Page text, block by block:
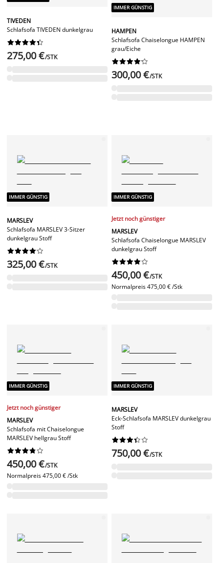
TIVEDEN
Schlafsofa TIVEDEN dunkelgrau






275,00 €/STK
IMMER GÜNSTIG
HAMPEN
Schlafsofa Chaiselongue HAMPEN
grau/Eiche






300,00 €/STK
IMMER GÜNSTIG
MARSLEV
Schlafsofa MARSLEV 3-Sitzer
dunkelgrau Stoff






325,00 €/STK
IMMER GÜNSTIG
Jetzt noch günstiger
MARSLEV
Schlafsofa Chaiselongue MARSLEV
dunkelgrau Stoff






450,00 €/STK
Normalpreis475,00 € /Stk
IMMER GÜNSTIG
Jetzt noch günstiger
MARSLEV
Schlafsofa mit Chaiselongue
MARSLEV hellgrau Stoff






450,00 €/STK
Normalpreis475,00 € /Stk
IMMER GÜNSTIG
MARSLEV
Eck-Schlafsofa MARSLEV dunkelgrau
Stoff






750,00 €/STK